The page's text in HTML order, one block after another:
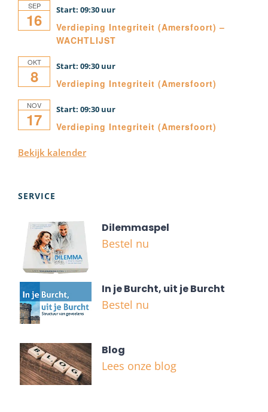
SEP
16 09:30
Verdieping Integriteit (Amersfoort) –
WACHTLIJST
OKT
8 09:30
Verdieping Integriteit (Amersfoort)
NOV
17 09:30
Verdieping Integriteit (Amersfoort)
Bekijk kalender
SERVICE
Dilemmaspel
Bestel nu
In je Burcht, uit je Burcht
Bestel nu
Blog
Lees onze blog